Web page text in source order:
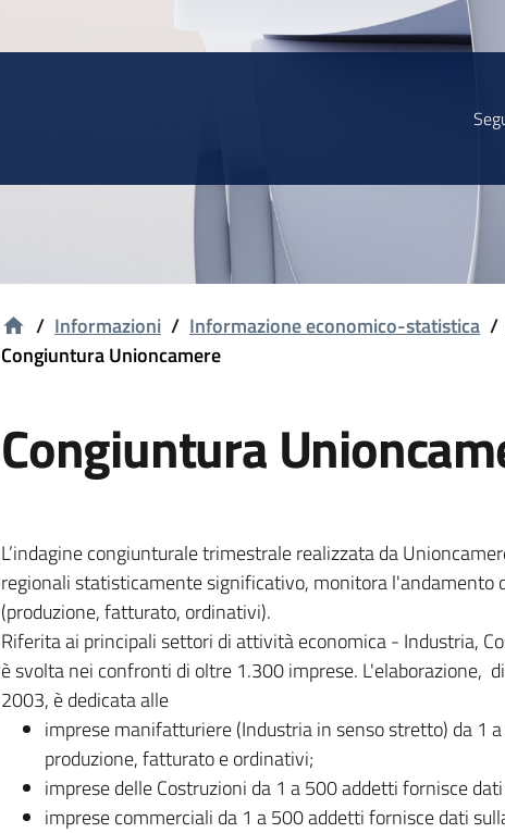
/ Informazioni / Informazione economico-statistica /
Congiuntura Unioncamere
Congiuntura
L’indagine congiunturale trimestrale realizzata da
regionali statisticamente significativo, monitora l'andamento
(produzione, fatturato, ordinativi).
Riferita ai principali settori di attività economica - Industria,
è svolta nei confronti di oltre 1.300 imprese. L'elaborazione,
2003, è dedicata alle
imprese manifatturiere (Industria in senso stretto) da 1
produzione, fatturato e ordinativi;
imprese delle Costruzioni da 1 a 500 addetti fornisce
imprese commerciali da 1 a 500 addetti fornisce dati